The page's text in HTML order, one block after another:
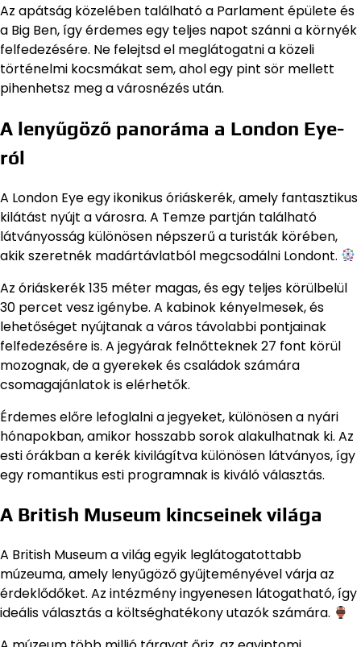
Az apátság közelében található a Parlament épülete és
a Big Ben, így érdemes egy teljes napot szánni a környék
felfedezésére. Ne felejtsd el meglátogatni a közeli
történelmi kocsmákat sem, ahol egy pint sör mellett
pihenhetsz meg a városnézés után.
A lenyűgöző panoráma a London Eye-
ról
A London Eye egy ikonikus óriáskerék, amely fantasztikus
kilátást nyújt a városra. A Temze partján található
látványosság különösen népszerű a turisták körében,
akik szeretnék madártávlatból megcsodálni Londont.
Az óriáskerék 135 méter magas, és egy teljes körülbelül
30 percet vesz igénybe. A kabinok kényelmesek, és
lehetőséget nyújtanak a város távolabbi pontjainak
felfedezésére is. A jegyárak felnőtteknek 27 font körül
mozognak, de a gyerekek és családok számára
csomagajánlatok is elérhetők.
Érdemes előre lefoglalni a jegyeket, különösen a nyári
hónapokban, amikor hosszabb sorok alakulhatnak ki. Az
esti órákban a kerék kivilágítva különösen látványos, így
egy romantikus esti programnak is kiváló választás.
A British Museum kincseinek világa
A British Museum a világ egyik leglátogatottabb
múzeuma, amely lenyűgöző gyűjteményével várja az
érdeklődőket. Az intézmény ingyenesen látogatható, így
ideális választás a költséghatékony utazók számára.